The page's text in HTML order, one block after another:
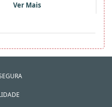
Ver Mais